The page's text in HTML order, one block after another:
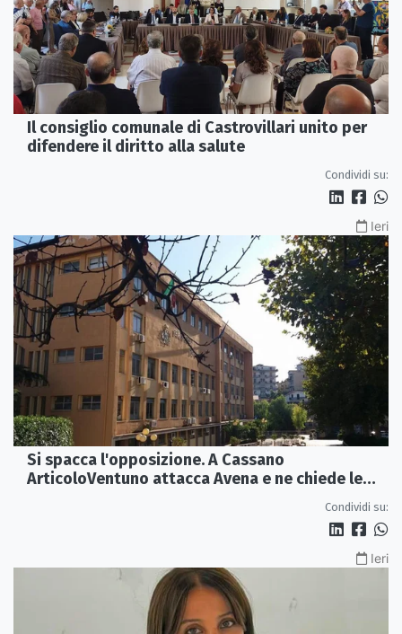
Il consiglio comunale di Castrovillari unito per
difendere il diritto alla salute
Condividi su:
Ieri
Si spacca l'opposizione. A Cassano
ArticoloVentuno attacca Avena e ne chiede le
Condividi su:
Ieri